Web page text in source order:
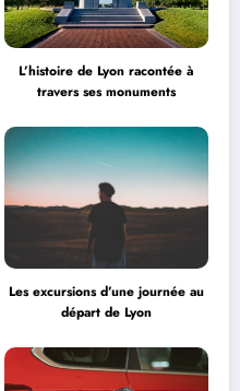
L’histoire de Lyon racontée à
travers ses monuments
Les excursions d’une journée au
départ de Lyon